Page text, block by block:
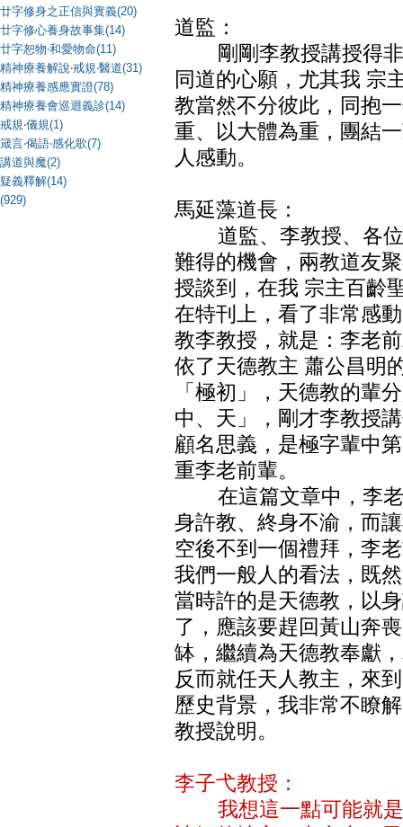
廿字修身之正信與實義(20)
廿字修心養身故事集(14)
廿字恕物‧和愛物命(11)
精神療養解說‧戒規‧醫道(31)
精神療養感應實證(78)
精神療養會巡迴義診(14)
戒規‧儀規(1)
箴言‧偈語‧感化歌(7)
講道與魔(2)
疑義釋解(14)
(929)
道監：
剛剛李教授講授得非
同道的心願，尤其我 宗
教當然不分彼此，同抱
重、以大體為重，團結
人感動。
馬延藻道長：
道監、李教授、各位
難得的機會，兩教道友
授談到，在我 宗主百齡
在特刊上，看了非常感
教李教授，就是：李老
依了天德教主 蕭公昌明
「極初」，天德教的輩
中、天」，剛才李教授
顧名思義，是極字輩中
重李老前輩。
在這篇文章中，李老
身許教、終身不渝，而
空後不到一個禮拜，李
我們一般人的看法，既
當時許的是天德教，以
了，應該要趕回黃山奔
缽，繼續為天德教奉獻
反而就任天人教主，來
歷史背景，我非常不瞭
教授說明。
李子弋教授：
我想這一點可能就是